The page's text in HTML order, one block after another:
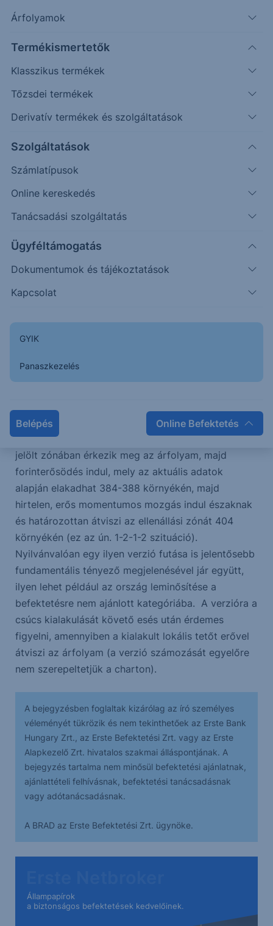
Árfolyamok
Termékismertetők
Klasszikus termékek
Tőzsdei termékek
Derivatív termékek és szolgáltatások
Szolgáltatások
Számlatípusok
Online kereskedés
Tanácsadási szolgáltatás
Ügyféltámogatás
Dokumentumok és tájékoztatások
Kapcsolat
GYIK
Panaszkezelés
Belépés Online Befektetés
mely után forinterősödés indulhat.
Lezárva: 2024. április 21.
Nyilvánvalóan ezen az idősíkon egy jelentősebb
együtt jár, ezért érdemes figyelni azokra a hírekre,
fundamentális változásokra, melyek forinterősödés
Az elmúlt másfél évtized folyamatos
kérdés, hogy van-e olyan, elliottilag támogatott
mely megfelel a szabályoknak. Ebben az esetben is
a legvalószínűbb, hogy a fent említett mozgással a
jelölt zónában érkezik meg az árfolyam, majd
forinterősödés indul, mely az aktuális adatok
alapján elakadhat 384-388 környékén, majd
hirtelen, erős momentumos mozgás indul északnak
és határozottan átviszi az ellenállási zónát 404
környékén (ez az ún. 1-2-1-2 szituáció).
Nyilvánvalóan egy ilyen verzió futása is jelentősebb
fundamentális tényező megjelenésével jár együtt,
ilyen lehet például az ország leminősítése a
befektetésre nem ajánlott kategóriába. A verzióra a
csúcs kialakulását követő esés után érdemes
figyelni, amennyiben a kialakult lokális tetőt erővel
átviszi az árfolyam (a verzió számozását egyelőre
nem szerepeltetjük a charton).
A bejegyzésben foglaltak kizárólag az író személyes
véleményét tükrözik és nem tekinthetőek az Erste Bank
Hungary Zrt., az Erste Befektetési Zrt. vagy az Erste
Alapkezelő Zrt. hivatalos szakmai álláspontjának. A
bejegyzés tartalma nem minősül befektetési ajánlatnak,
ajánlattételi felhívásnak, befektetési tanácsadásnak
vagy adótanácsadásnak.
A BRAD az Erste Befektetési Zrt. ügynöke.
Állampapírok
a biztonságos befektetések kedvelőinek.